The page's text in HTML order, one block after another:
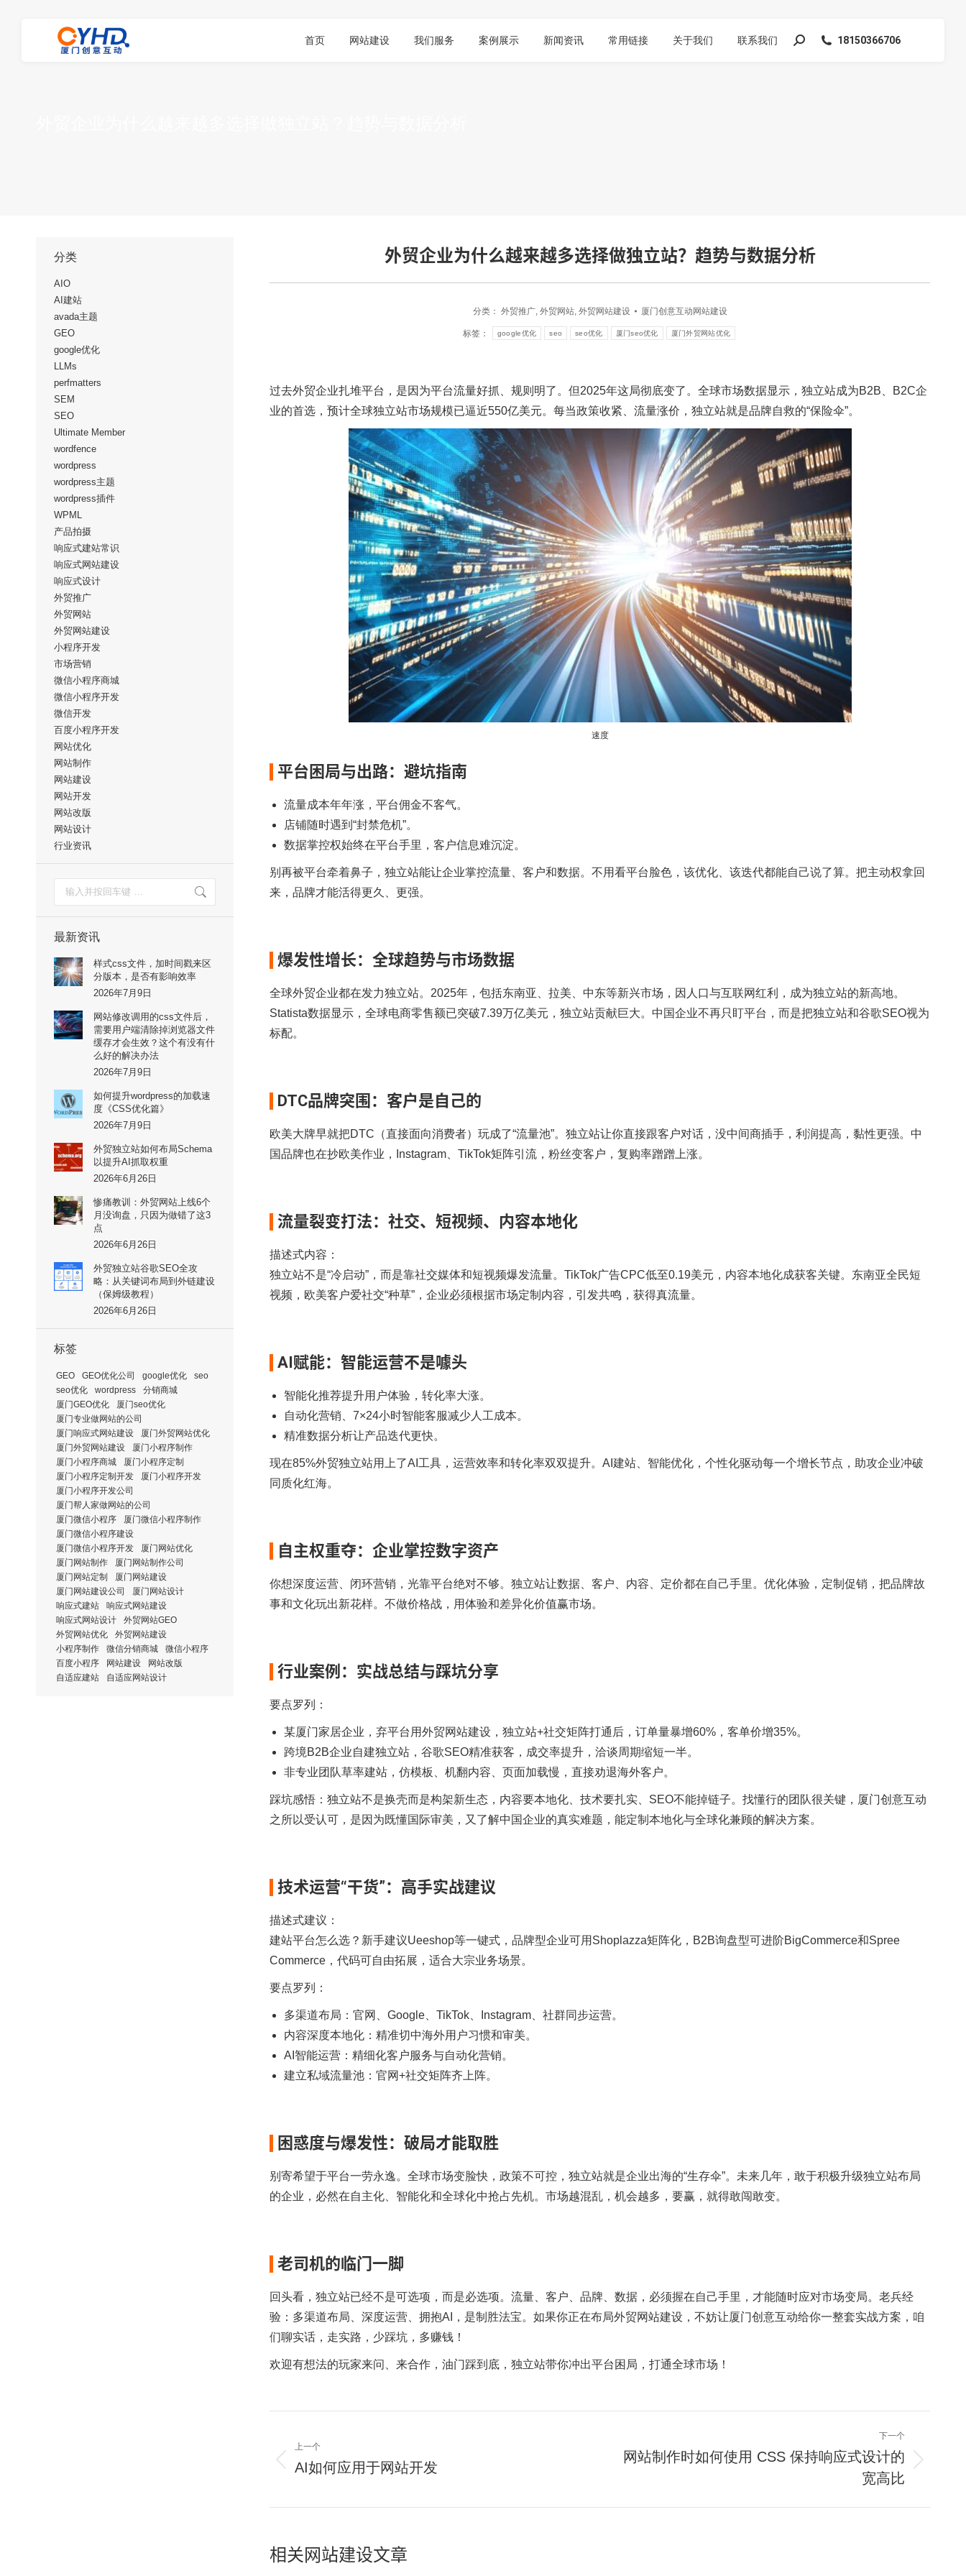
首页 网站建设 我们服务 案例展示 新闻资讯 常用链接 关于我们 联系我们
搜
18150366706
外贸企业为什么越来越多选择做独立站？趋势与数据分析
分类： 外贸推广, 外贸网站, 外贸网站建设 厦门创意互动网站建设
标签： google优化 seo seo优化 厦门seo优化 厦门外贸网站优化
过去外贸企业扎堆平台，是因为平台流量好抓、规则明了。但2025年这局彻底变了。全球市场数据显示，独立站成为B2B、B2C企
业的首选，预计全球独立站市场规模已逼近550亿美元。每当政策收紧、流量涨价，独立站就是品牌自救的“保险伞”。​
速度
平台困局与出路：避坑指南
流量成本年年涨，平台佣金不客气。
店铺随时遇到“封禁危机”。
数据掌控权始终在平台手里，客户信息难沉淀。
别再被平台牵着鼻子，独立站能让企业掌控流量、客户和数据。不用看平台脸色，该优化、该迭代都能自己说了算。把主动权拿回
来，品牌才能活得更久、更强。​
爆发性增长：全球趋势与市场数据
全球外贸企业都在发力独立站。2025年，包括东南亚、拉美、中东等新兴市场，因人口与互联网红利，成为独立站的新高地。
Statista数据显示，全球电商零售额已突破7.39万亿美元，独立站贡献巨大。中国企业不再只盯平台，而是把独立站和谷歌SEO视为
标配。​
DTC品牌突围：客户是自己的
欧美大牌早就把DTC（直接面向消费者）玩成了“流量池”。独立站让你直接跟客户对话，没中间商插手，利润提高，黏性更强。中
国品牌也在抄欧美作业，Instagram、TikTok矩阵引流，粉丝变客户，复购率蹭蹭上涨。​
流量裂变打法：社交、短视频、内容本地化
描述式内容：
独立站不是“冷启动”，而是靠社交媒体和短视频爆发流量。TikTok广告CPC低至0.19美元，内容本地化成获客关键。东南亚全民短
视频，欧美客户爱社交“种草”，企业必须根据市场定制内容，引发共鸣，获得真流量。
AI赋能：智能运营不是噱头
智能化推荐提升用户体验，转化率大涨。
自动化营销、7×24小时智能客服减少人工成本。
精准数据分析让产品迭代更快。​
现在85%外贸独立站用上了AI工具，运营效率和转化率双双提升。AI建站、智能优化，个性化驱动每一个增长节点，助攻企业冲破
同质化红海。
自主权重夺：企业掌控数字资产
你想深度运营、闭环营销，光靠平台绝对不够。独立站让数据、客户、内容、定价都在自己手里。优化体验，定制促销，把品牌故
事和文化玩出新花样。不做价格战，用体验和差异化价值赢市场。​
行业案例：实战总结与踩坑分享
要点罗列：
某厦门家居企业，弃平台用外贸网站建设 ，独立站+社交矩阵打通后，订单量暴增60%，客单价增35%。
跨境B2B企业自建独立站，谷歌SEO精准获客，成交率提升，洽谈周期缩短一半。
非专业团队草率建站，仿模板、机翻内容、页面加载慢，直接劝退海外客户。
踩坑感悟：独立站不是换壳而是构架新生态，内容要本地化、技术要扎实、SEO不能掉链子。找懂行的团队很关键， 厦门创意互动
之所以受认可，是因为既懂国际审美，又了解中国企业的真实难题，能定制本地化与全球化兼顾的解决方案。
技术运营“干货”：高手实战建议
描述式建议：
建站平台怎么选？新手建议Ueeshop等一键式，品牌型企业可用Shoplazza矩阵化，B2B询盘型可进阶BigCommerce和Spree
Commerce，代码可自由拓展，适合大宗业务场景。​
要点罗列：
多渠道布局：官网、Google、TikTok、Instagram、社群同步运营。
内容深度本地化：精准切中海外用户习惯和审美。
AI智能运营：精细化客户服务与自动化营销。
建立私域流量池：官网+社交矩阵齐上阵。
困惑度与爆发性：破局才能取胜
别寄希望于平台一劳永逸。全球市场变脸快，政策不可控，独立站就是企业出海的“生存伞”。未来几年，敢于积极升级独立站布局
的企业，必然在自主化、智能化和全球化中抢占先机。市场越混乱，机会越多，要赢，就得敢闯敢变。
老司机的临门一脚
回头看，独立站已经不是可选项，而是必选项。流量、客户、品牌、数据，必须握在自己手里，才能随时应对市场变局。老兵经
验：多渠道布局、深度运营、拥抱AI，是制胜法宝。如果你正在布局外贸网站建设 ，不妨让厦门创意互动给你一整套实战方案，咱
们聊实话，走实路，少踩坑，多赚钱！
欢迎有想法的玩家来问、来合作，油门踩到底，独立站带你冲出平台困局，打通全球市场！​
章
上一个
上
AI如何应用于网站开发
下一个
下
网站制作时如何使用 CSS 保持响应式设计的
宽高比
相关网站建设文章
分类
AIO
AI建站
avada主题
GEO
google优化
LLMs
perfmatters
SEM
SEO
Ultimate Member
wordfence
wordpress
wordpress主题
wordpress插件
WPML
产品拍摄
响应式建站常识
响应式网站建设
响应式设计
外贸推广
外贸网站
外贸网站建设
小程序开发
市场营销
微信小程序商城
微信小程序开发
微信开发
百度小程序开发
网站优化
网站制作
网站建设
网站开发
网站改版
网站设计
行业资讯
索：
最新资讯
样式css文件，加时间戳来区
分版本，是否有影响效率
2026年7月9日
网站修改调用的css文件后，
需要用户端清除掉浏览器文件
缓存才会生效？这个有没有什
么好的解决办法
2026年7月9日
如何提升wordpress的加载速
度《CSS优化篇》
2026年7月9日
外贸独立站如何布局Schema
以提升AI抓取权重
2026年6月26日
惨痛教训：外贸网站上线6个
月没询盘，只因为做错了这3
点
2026年6月26日
外贸独立站谷歌SEO全攻
略：从关键词布局到外链建设
（保姆级教程）
2026年6月26日
标签
GEO GEO优化公司 google优化
seo
seo优化
wordpress
分销商城
厦门GEO优化
厦门seo优化
厦门专业做网站的公司
厦门响应式网站建设
厦门外贸网站优化
厦门外贸网站建设
厦门小程序制作
厦门小程序商城
厦门小程序定制
厦门小程序定制开发
厦门小程序开发
厦门小程序开发公司
厦门帮人家做网站的公司
厦门微信小程序
厦门微信小程序制作
厦门微信小程序建设
厦门微信小程序开发
厦门网站优化
厦门网站制作
厦门网站制作公司
厦门网站定制
厦门网站建设
厦门网站建设公司
厦门网站设计
响应式建站
响应式网站建设
响应式网站设计
外贸网站GEO
外贸网站优化
外贸网站建设
小程序制作
微信分销商城
微信小程序
百度小程序
网站建设
网站改版
自适应建站
自适应网站设计